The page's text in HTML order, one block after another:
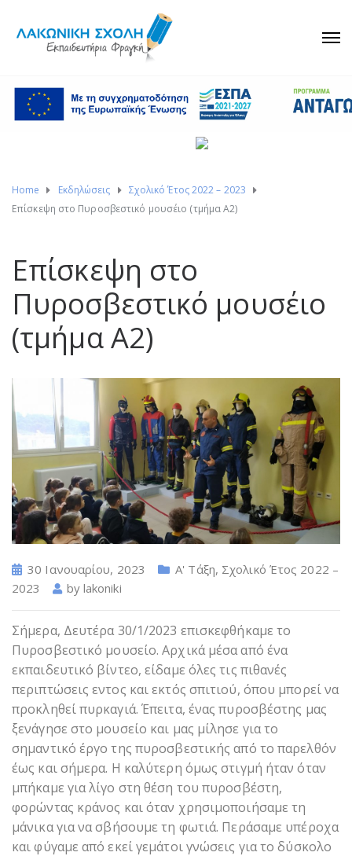
Home Εκδηλώσεις
Σχολικό Έτος 2022 – 2023
Επίσκεψη στο Πυροσβεστικό μουσέιο (τμήμα Α2)
Επίσκεψη στο
Πυροσβεστικό μουσέιο
(τμήμα Α2)
30 Ιανουαρίου, 2023 Α' Τάξη, Σχολικό Έτος 2022 –
2023
by lakoniki
Σήμερα, Δευτέρα 30/1/2023 επισκεφθήκαμε το
Πυροσβεστικό μουσείο. Αρχικά μέσα από ένα
εκπαιδευτικό βίντεο, είδαμε όλες τις πιθανές
περιπτώσεις εντος και εκτός σπιτιού, όπου μπορεί να
προκληθεί πυρκαγιά. Έπειτα, ένας πυροσβέστης μας
ξενάγησε στο μουσείο και μας μίλησε για το
σημαντικό έργο της πυροσβεστικής από το παρελθόν
έως και σήμερα. Η καλύτερη όμως στιγμή ήταν όταν
μπήκαμε για λίγο στη θέση του πυροσβέστη,
φορώντας κράνος και όταν χρησιμοποιήσαμε τη
μάνικα για να σβήσουμε τη φωτιά. Περάσαμε υπέροχα
και φύγαμε από εκεί γεμάτοι γνώσεις για το δύσκολο